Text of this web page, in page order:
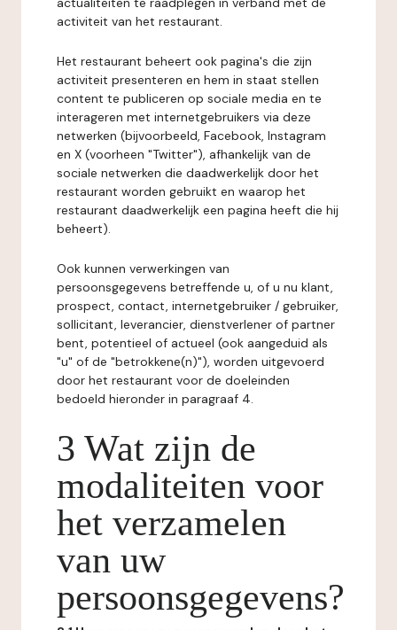
activiteit van het restaurant.
Het restaurant beheert ook pagina's die zijn
activiteit presenteren en hem in staat stellen
content te publiceren op sociale media en te
interageren met internetgebruikers via deze
netwerken (bijvoorbeeld, Facebook, Instagram
en X (voorheen "Twitter"), afhankelijk van de
sociale netwerken die daadwerkelijk door het
restaurant worden gebruikt en waarop het
restaurant daadwerkelijk een pagina heeft die hij
beheert).
Ook kunnen verwerkingen van
persoonsgegevens betreffende u, of u nu klant,
prospect, contact, internetgebruiker / gebruiker,
sollicitant, leverancier, dienstverlener of partner
bent, potentieel of actueel (ook aangeduid als
"u" of de "betrokkene(n)"), worden uitgevoerd
door het restaurant voor de doeleinden
bedoeld hieronder in paragraaf 4.
3 Wat zijn de
modaliteiten voor
het verzamelen
van uw
persoonsgegevens?